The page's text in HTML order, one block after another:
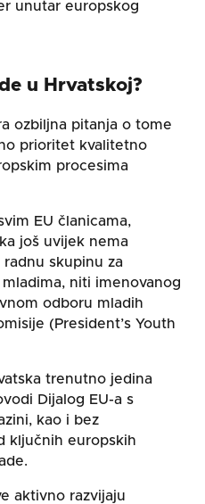
unutar europskog
u Hrvatskoj?
ozbiljna pitanja o tome
prioritet kvalitetno
procesima
EU članicama,
još uvijek nema
skupinu za
niti imenovanog
odboru mladih
(President’s Youth
trenutno jedina
Dijalog EU-a s
kao i bez
ključnih europskih
aktivno razvijaju